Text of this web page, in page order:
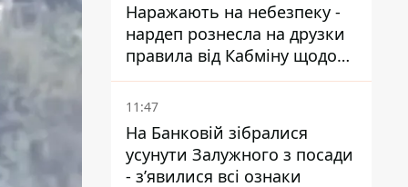
Наражають на небезпеку -
нардеп рознесла на друзки
правила від Кабміну щодо
зберігання пального
11:47
На Банковій зібралися
усунути Залужного з посади
- зʼявилися всі ознаки